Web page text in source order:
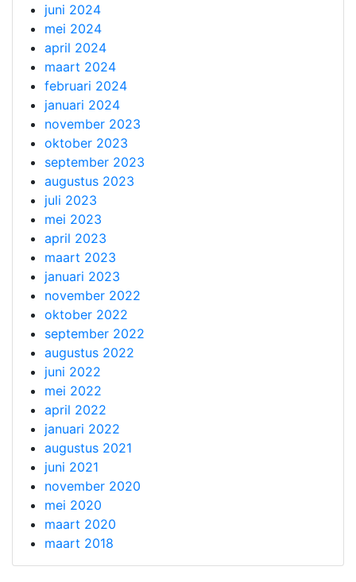
juni 2024
mei 2024
april 2024
maart 2024
februari 2024
januari 2024
november 2023
oktober 2023
september 2023
augustus 2023
juli 2023
mei 2023
april 2023
maart 2023
januari 2023
november 2022
oktober 2022
september 2022
augustus 2022
juni 2022
mei 2022
april 2022
januari 2022
augustus 2021
juni 2021
november 2020
mei 2020
maart 2020
maart 2018